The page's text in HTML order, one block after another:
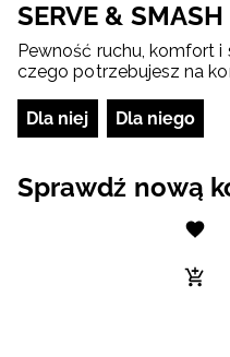
SERVE & SMASH
Pewność ruchu, komfort
czego potrzebujesz na
Dla niej Dla niego
Sprawdź nową